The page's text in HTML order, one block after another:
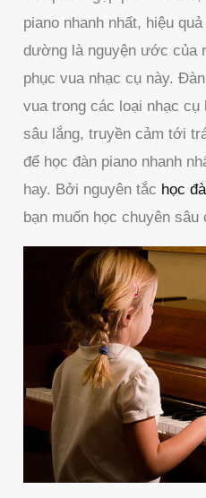
piano nhanh nhất, hiệu
dường là nguyện ước của
phục vua nhạc cụ này.
vua trong các loại nhạc cụ
sâu lắng, truyền cảm tới
để học đàn piano nhanh
hay. Bởi nguyên tắc học
bạn muốn học chuyên